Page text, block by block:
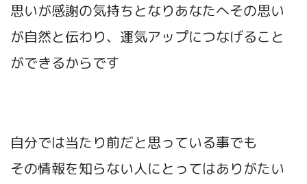
思いが感謝の気持ちとなりあなたへその思い
が自然と伝わり、運気アップにつなげること
ができるからです
自分では当たり前だと思っている事でも
その情報を知らない人にとってはありがたい